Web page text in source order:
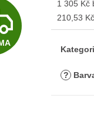
1 305 Kč
Měrná
cena:
210,53
?
Z
D